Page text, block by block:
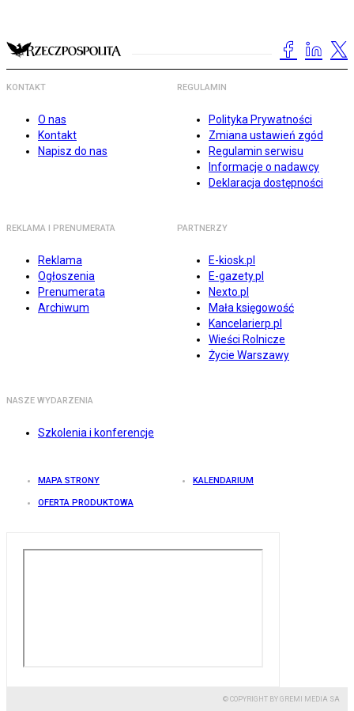
KONTAKT
O nas
Kontakt
Napisz do nas
REGULAMIN
Polityka Prywatności
Zmiana ustawień zgód
Regulamin serwisu
Informacje o nadawcy
Deklaracja dostępności
REKLAMA I PRENUMERATA
Reklama
Ogłoszenia
Prenumerata
Archiwum
PARTNERZY
E-kiosk.pl
E-gazety.pl
Nexto.pl
Mała księgowość
Kancelarierp.pl
Wieści Rolnicze
Życie Warszawy
NASZE WYDARZENIA
Szkolenia i konferencje
MAPA STRONY KALENDARIUM
OFERTA PRODUKTOWA
© COPYRIGHT BY GREMI MEDIA SA